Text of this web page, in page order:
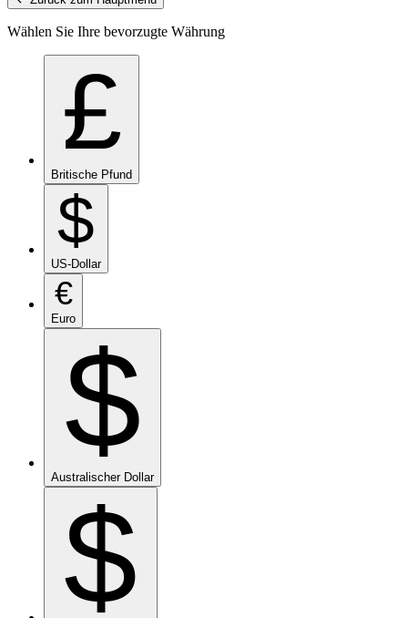
Wählen Sie Ihre bevorzugte Währung
£
Britische Pfund
$
US-Dollar
€
Euro
$
Australischer Dollar
$